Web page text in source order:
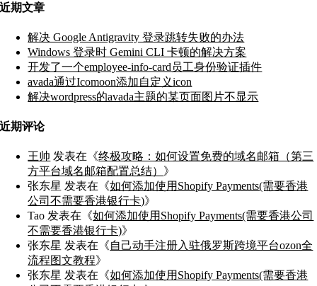
近期文章
解决 Google Antigravity 登录跳转失败的办法
Windows 登录时 Gemini CLI 卡顿的解决方案
开发了一个employee-info-card员工身份验证插件
avada通过Icomoon添加自定义icon
解决wordpress的avada主题的某页面图片不显示
近期评论
王帅 发表在《终极攻略：如何设置免费的域名邮箱（第三
方平台域名邮箱配置总结） 》
张东星 发表在《如何添加使用Shopify Payments(需要香港
公司不需要香港银行卡)》
Tao 发表在《如何添加使用Shopify Payments(需要香港公司
不需要香港银行卡)》
张东星 发表在《自己动手注册入驻俄罗斯跨境平台ozon全
流程图文教程》
张东星 发表在《如何添加使用Shopify Payments(需要香港